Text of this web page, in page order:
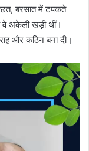
छत, बरसात में टपकते
वे अकेली खड़ी थीं।
और कठिन बना दी।